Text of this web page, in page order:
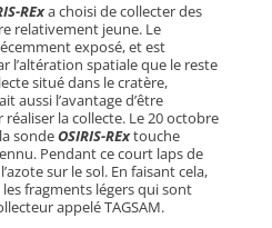
RExa choisi de collecter des
relativement jeune. Le
exposé, et est
l’altération spatiale que le reste
situé dans le cratère,
aussi l’avantage d’être
la collecte. Le 20 octobre
sondeOSIRIS-RExtouche
Pendant ce court laps de
sur le sol. En faisant cela,
fragments légers qui sont
appelé TAGSAM.